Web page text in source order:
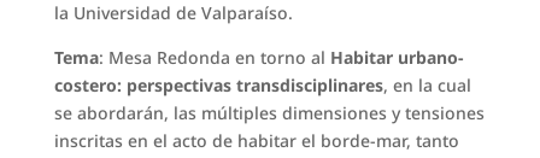
la Universidad de Valparaíso.
Tema: Mesa Redonda en torno al Habitar urbano-
costero: perspectivas transdisciplinares, en la cual
se abordarán, las múltiples dimensiones y tensiones
inscritas en el acto de habitar el borde-mar, tanto